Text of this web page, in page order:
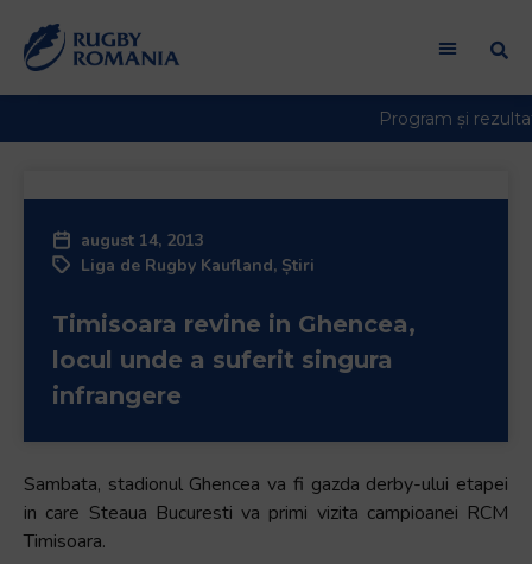
august 14, 2013
Liga de Rugby Kaufland, Știri
Timisoara revine in Ghencea,
locul unde a suferit singura
infrangere
Sambata, stadionul Ghencea va fi gazda derby-ului etapei
in care Steaua Bucuresti va primi vizita campioanei RCM
Timisoara.